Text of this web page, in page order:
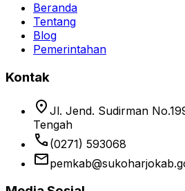
Beranda
Tentang
Blog
Pemerintahan
Kontak
location_on Jl. Jend. Sudirman
Tengah
phone (0271) 593068
email